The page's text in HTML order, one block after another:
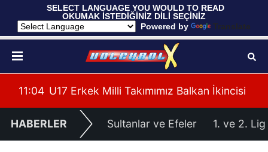
SELECT LANGUAGE YOU WOULD TO READ
OKUMAK İSTEDİĞİNİZ DİLİ SEÇİNİZ
Powered by
Translate
11:04 U17 Erkek Milli Takımımız Balkan İkincisi
HABERLER Sultanlar ve Efeler 1. ve 2. Lig